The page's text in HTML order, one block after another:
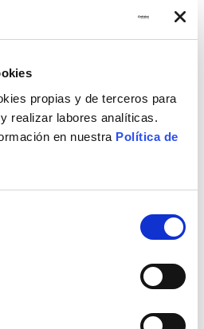
propias y de terceros para
realizar labores analíticas.
en nuestra Política de
cuadrada de acero M en caja
3,01€
Añadir